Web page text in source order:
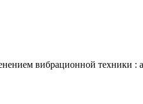
вибрационной техники :